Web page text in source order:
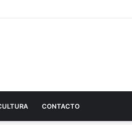
CONTACTO